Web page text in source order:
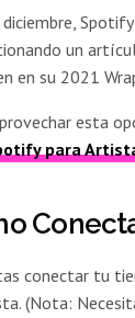
un
en su 2021
esta
para
conectar tu
(Nota: